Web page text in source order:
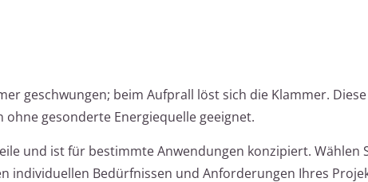
geschwungen; beim Aufprall löst sich die Klammer.
gesonderte Energiequelle geeignet.
und ist für bestimmte Anwendungen konzipiert. Wählen
individuellen Bedürfnissen und Anforderungen Ihres